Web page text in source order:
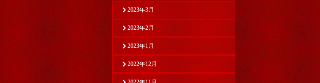
2023年3月
2023年2月
2023年1月
2022年12月